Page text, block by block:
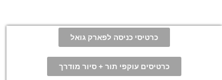
כרטיסי כניסה לפארק גואל
כרטיסים עוקפי תור + סיור מודרך